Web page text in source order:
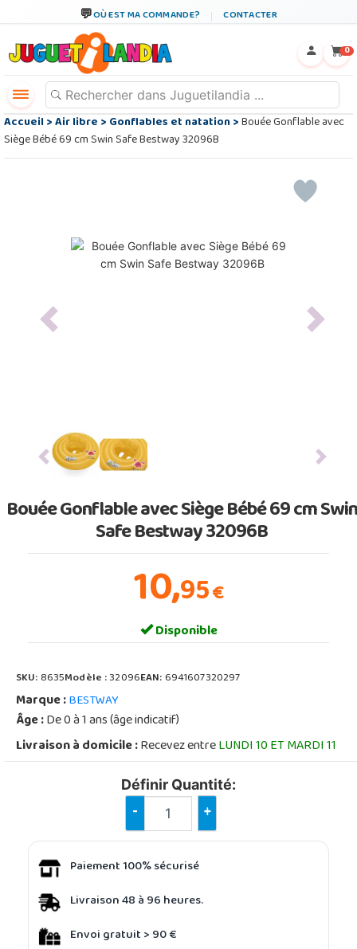
OÙ EST MA COMMANDE? CONTACTER
0
Accueil>Air libre>Gonflables et natation>Bouée Gonflable avec
Siège Bébé 69 cm Swin Safe Bestway 32096B
Previous Next
Previous Next
Bouée Gonflable avec Siège Bébé 69 cm Swin
Safe Bestway 32096B
10,95€
Disponible
SKU:8635Modèle :32096EAN:6941607320297
Marque :BESTWAY
Âge :De 0 à 1 ans (âge indicatif)
Livraison à domicile :Recevez entreLUNDI 10 ET MARDI 11
Définir Quantité:
- +
Paiement 100% sécurisé
Livraison 48 à 96 heures.
Envoi gratuit > 90 €